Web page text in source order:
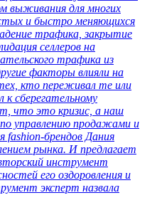
выживания для многих
и быстро меняющихся
трафика, закрытие
селлеров на
трафика из
факторы влияли на
кто переживал те или
сберегательному
что это кризис, а наш
управлению продажами и
fashion-брендов Дания
рынка. И предлагает
инструмент
его оздоровления и
эксперт назвала